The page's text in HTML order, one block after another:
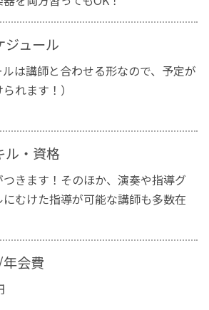
ジュール
は講師と合わせる形なので、予定が
れます！）
ル・資格
きます！そのほか、演奏や指導グ
むけた指導が可能な講師も多数在
会費